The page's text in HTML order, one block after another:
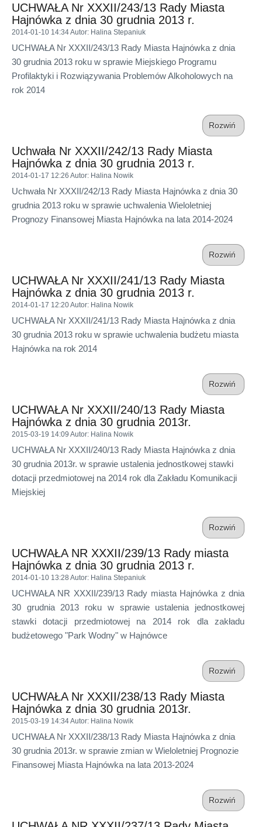
UCHWAŁA Nr XXXII/243/13 Rady Miasta
Hajnówka z dnia 30 grudnia 2013 r.
2014-01-10 14:34Autor: Halina Stepaniuk
UCHWAŁA Nr XXXII/243/13 Rady Miasta Hajnówka z dnia
30 grudnia 2013 roku w sprawie Miejskiego Programu
Profilaktyki i Rozwiązywania Problemów Alkoholowych na
rok 2014
Rozwiń
Uchwała Nr XXXII/242/13 Rady Miasta
Hajnówka z dnia 30 grudnia 2013 r.
2014-01-17 12:26 Autor: Halina Nowik
Uchwała Nr XXXII/242/13 Rady Miasta Hajnówka z dnia 30
grudnia 2013 roku w sprawie uchwalenia Wieloletniej
Prognozy Finansowej Miasta Hajnówka na lata 2014-2024
Rozwiń
UCHWAŁA Nr XXXII/241/13 Rady Miasta
Hajnówka z dnia 30 grudnia 2013 r.
2014-01-17 12:20Autor: Halina Nowik
UCHWAŁA Nr XXXII/241/13 Rady Miasta Hajnówka z dnia
30 grudnia 2013 roku w sprawie uchwalenia budżetu miasta
Hajnówka na rok 2014
Rozwiń
UCHWAŁA Nr XXXII/240/13 Rady Miasta
Hajnówka z dnia 30 grudnia 2013r.
2015-03-19 14:09 Autor: Halina Nowik
UCHWAŁA Nr XXXII/240/13 Rady Miasta Hajnówka z dnia
30 grudnia 2013r. w sprawie ustalenia jednostkowej stawki
dotacji przedmiotowej na 2014 rok dla Zakładu Komunikacji
Miejskiej
Rozwiń
UCHWAŁA NR XXXII/239/13 Rady miasta
Hajnówka z dnia 30 grudnia 2013 r.
2014-01-10 13:28 Autor: Halina Stepaniuk
UCHWAŁA NR XXXII/239/13 Rady miasta Hajnówka z dnia
30 grudnia 2013 roku w sprawie ustalenia jednostkowej
stawki dotacji przedmiotowej na 2014 rok dla zakładu
budżetowego "Park Wodny" w Hajnówce
Rozwiń
UCHWAŁA Nr XXXII/238/13 Rady Miasta
Hajnówka z dnia 30 grudnia 2013r.
2015-03-19 14:34Autor: Halina Nowik
UCHWAŁA Nr XXXII/238/13 Rady Miasta Hajnówka z dnia
30 grudnia 2013r. w sprawie zmian w Wieloletniej Prognozie
Finansowej Miasta Hajnówka na lata 2013-2024
Rozwiń